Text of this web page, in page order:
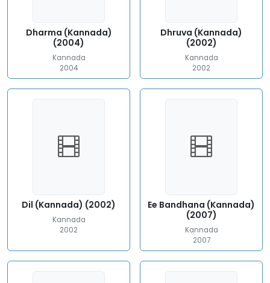
Dharma (Kannada)
(2004)
Kannada
2004
Dhruva (Kannada)
(2002)
Kannada
2002
Dil (Kannada) (2002)
Kannada
2002
Ee Bandhana (Kannada)
(2007)
Kannada
2007